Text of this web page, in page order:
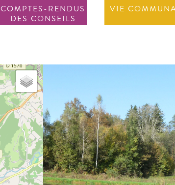
COMPTES-RENDUS
DES CONSEILS
VIE